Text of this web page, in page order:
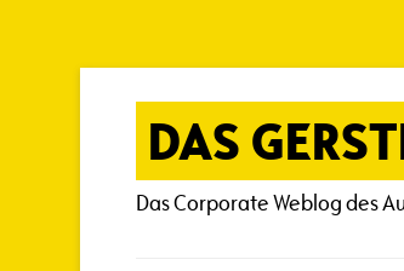
Zum
Inhalt
DAS
Das Corporate Weblog des